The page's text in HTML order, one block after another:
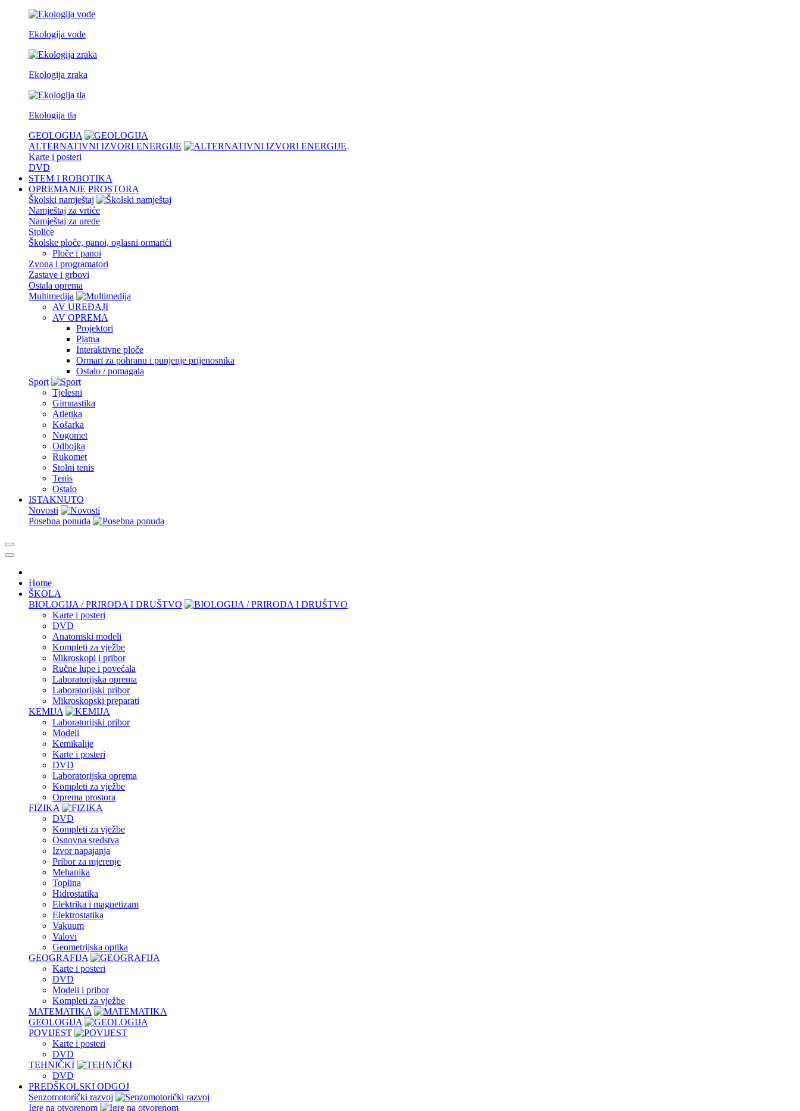
Ekologija vode
Ekologija zraka
Ekologija tla
GEOLOGIJA
ALTERNATIVNI IZVORI ENERGIJE
Karte i posteri
DVD
STEM I ROBOTIKA
OPREMANJE PROSTORA
Školski namještaj
Namještaj za vrtiće
Namještaj za urede
Stolice
Školske ploče, panoi, oglasni ormarići
Ploče i panoi
Zvona i programatori
Zastave i grbovi
Ostala oprema
Multimedija
AV UREĐAJI
AV OPREMA
Projektori
Platna
Interaktivne ploče
Ormari za pohranu i punjenje prijenosnika
Ostalo / pomagala
Sport
Tjelesni
Gimnastika
Atletika
Košarka
Nogomet
Odbojka
Rukomet
Stolni tenis
Tenis
Ostalo
ISTAKNUTO
Novosti
Posebna ponuda
Home
ŠKOLA
BIOLOGIJA / PRIRODA I DRUŠTVO
Karte i posteri
DVD
Anatomski modeli
Kompleti za vježbe
Mikroskopi i pribor
Ručne lupe i povećala
Laboratorijska oprema
Laboratorijski pribor
Mikroskopski preparati
KEMIJA
Laboratorijski pribor
Modeli
Kemikalije
Karte i posteri
DVD
Laboratorijska oprema
Kompleti za vježbe
Oprema prostora
FIZIKA
DVD
Kompleti za vježbe
Osnovna sredstva
Izvor napajanja
Pribor za mjerenje
Mehanika
Toplina
Hidrostatika
Elektrika i magnetizam
Elektrostatika
Vakuum
Valovi
Geometrijska optika
GEOGRAFIJA
Karte i posteri
DVD
Modeli i pribor
Kompleti za vježbe
MATEMATIKA
GEOLOGIJA
POVIJEST
Karte i posteri
DVD
TEHNIČKI
DVD
PREDŠKOLSKI ODGOJ
Senzomotorički razvoj
Igre na otvorenom